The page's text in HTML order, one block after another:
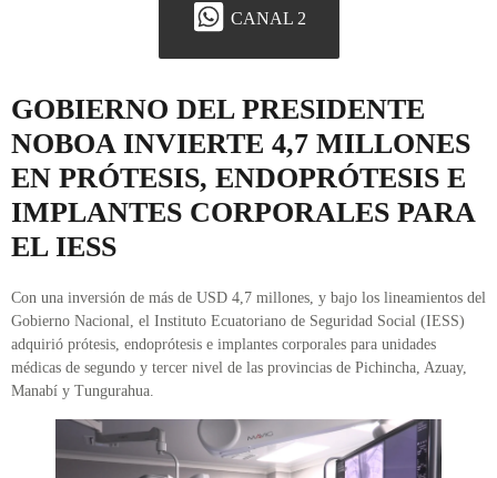
CANAL 2
GOBIERNO DEL PRESIDENTE
NOBOA INVIERTE 4,7 MILLONES
EN PRÓTESIS, ENDOPRÓTESIS E
IMPLANTES CORPORALES PARA
EL IESS
Con una inversión de más de USD 4,7 millones, y bajo los lineamientos del
Gobierno Nacional, el Instituto Ecuatoriano de Seguridad Social (IESS)
adquirió prótesis, endoprótesis e implantes corporales para unidades
médicas de segundo y tercer nivel de las provincias de Pichincha, Azuay,
Manabí y Tungurahua.